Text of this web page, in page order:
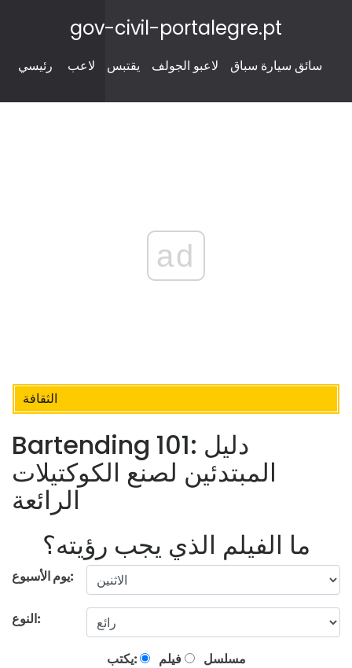
gov-civil-portalegre.pt
رئيسي لاعب يقتبس لاعبو الجولف سائق سيارة سباق
ad
الثقافة
Bartending 101: دليل
المبتدئين لصنع الكوكتيلات
الرائعة
ما الفيلم الذي يجب رؤيته؟
يوم الأسبوع:
النوع:
يكتب: فيلم مسلسل